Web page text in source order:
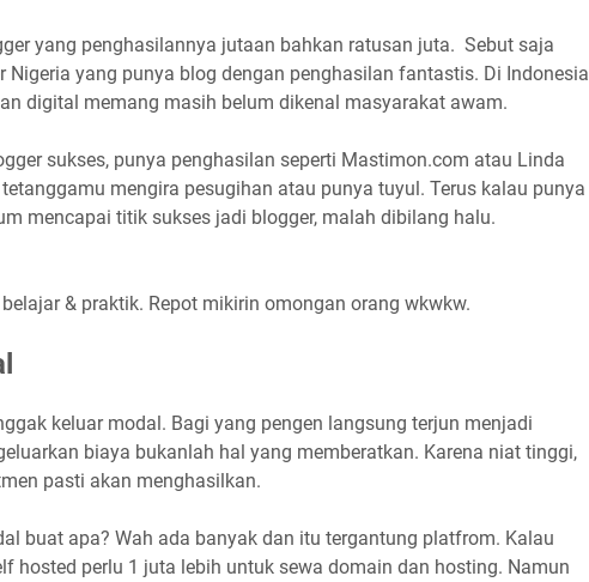
yang penghasilannya jutaan bahkan ratusan juta. Sebut saja
Nigeria yang punya blog dengan penghasilan fantastis. Di Indonesia
digital memang masih belum dikenal masyarakat awam.
sukses, punya penghasilan seperti Mastimon.com atau Linda
mengira pesugihan atau punya tuyul. Terus kalau punya
mencapai titik sukses jadi blogger, malah dibilang halu.
& praktik. Repot mikirin omongan orang wkwkw.
keluar modal. Bagi yang pengen langsung terjun menjadi
biaya bukanlah hal yang memberatkan. Karena niat tinggi,
pasti akan menghasilkan.
buat apa? Wah ada banyak dan itu tergantung platfrom. Kalau
hosted perlu 1 juta lebih untuk sewa domain dan hosting. Namun